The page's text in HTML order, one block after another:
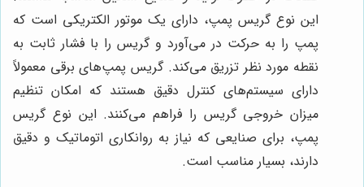
این نوع گریس پمپ، دارای یک موتور الکتریکی است که
پمپ را به حرکت در می‌آورد و گریس را با فشار ثابت به
نقطه مورد نظر تزریق می‌کند. گریس پمپ‌های برقی معمولاً
دارای سیستم‌های کنترل دقیق هستند که امکان تنظیم
میزان خروجی گریس را فراهم می‌کنند. این نوع گریس
پمپ، برای صنایعی که نیاز به روانکاری اتوماتیک و دقیق
دارند، بسیار مناسب است.